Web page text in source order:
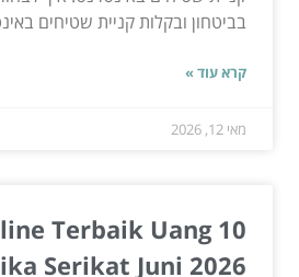
בביטחון ובקלות קניית שטיחים
קרא עוד »
מאי 12, 2026
Terbaik Uang
Serikat Juni 2026